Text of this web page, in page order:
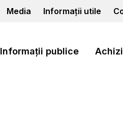
Media Informații utile
Informații publice